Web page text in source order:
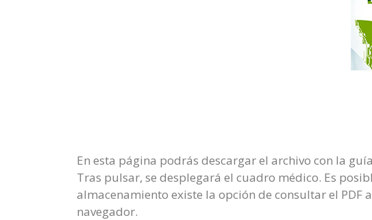
En esta página podrás descargar el archivo con la
Tras pulsar, se desplegará el cuadro médico. Es
almacenamiento existe la opción de consultar el PDF
navegador.